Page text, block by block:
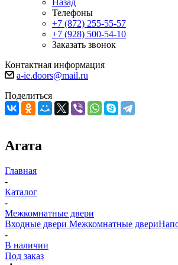
Назад
Телефоны
+7 (872) 255-55-57
+7 (928) 500-54-10
Заказать звонок
Контактная информация
a-ie.doors@mail.ru
Поделиться
Агата
Главная
-
Каталог
-
Межкомнатные двери
Входные двери Межкомнатные двери
-
В наличии
Под заказ